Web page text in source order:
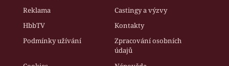
Reklama
Castingy a výzvy
HbbTV
Kontakty
Podmínky užívání
Zpracování osobních
údajů